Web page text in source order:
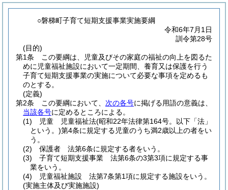
○磐梯町子育て短期支援事業実施要綱
令和6年7月1日
訓令第28号
(目的)
第1条
この要綱は、児童及びその家庭の福祉の向上を図るた
めに児童福祉施設において一定期間、養育又は保護を行う
子育て短期支援事業の実施について必要な事項を定めるも
のとする。
(定義)
第2条
この要綱において、 次の各号に掲げる用語の意義は、
当該各号に定めるところによる。
(1)
児童 児童福祉法(昭和22年法律第164号。以下「法」
という。)第4条に規定する児童のうち満2歳以上の者をい
う。
(2)
保護者 法第6条に規定する者をいう。
(3)
子育て短期支援事業 法第6条の3第3項に規定する事
業をいう。
(4)
児童福祉施設 法第7条第1項に規定する施設をいう。
(実施主体及び実施施設)